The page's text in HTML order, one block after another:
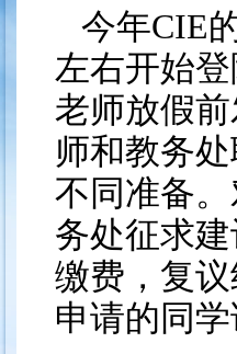
今年CIE
左右开始
老师放假
师和教务
不同准备
务处征求
缴费，复
申请的同